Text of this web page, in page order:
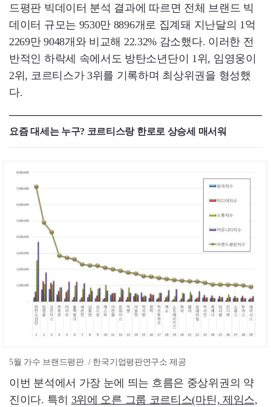
드평판 빅데이터 분석 결과에 따르면 전체 브랜드 빅
데이터 규모는 9530만 8896개로 집계돼 지난달의 1억
2269만 9048개와 비교해 22.32% 감소했다. 이러한 전
반적인 하락세 속에서도 방탄소년단이 1위, 임영웅이
2위, 코르티스가 3위를 기록하며 최상위권을 형성했
다.
요즘 대세는 누구? 코르티스랑 한로로 상승세 매서워
5월 가수 브랜드평판. / 한국기업평판연구소 제공
이번 분석에서 가장 눈에 띄는 흐름은 중상위권의 약
진이다. 특히 3위에 오른 그룹 코르티스(마틴, 제임스,